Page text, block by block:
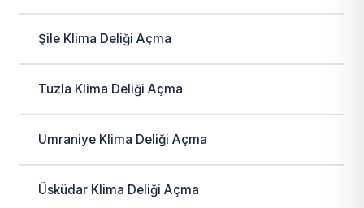
Şile Klima Deliği Açma
Tuzla Klima Deliği Açma
Ümraniye Klima Deliği Açma
Üsküdar Klima Deliği Açma